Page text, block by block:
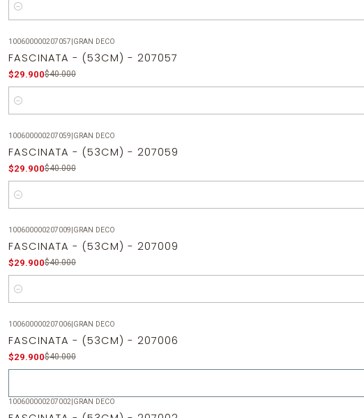
Cantidad
100600000207057 GRAN DECO
FASCINATA - (53CM) - 207057
$29.900$40.000
Cantidad
100600000207059 GRAN DECO
FASCINATA - (53CM) - 207059
$29.900$40.000
Cantidad
100600000207009 GRAN DECO
FASCINATA - (53CM) - 207009
$29.900$40.000
Cantidad
Agotado
100600000207006| GRAN DECO
FASCINATA - (53CM) - 207006
$29.900$40.000
100600000207002| GRAN DECO